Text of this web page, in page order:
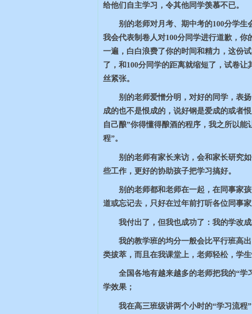
给他们自主学习，令其他同学羡慕不已。
别的老师对月考、期中考的100分学生
我会代表制卷人对100分同学进行道歉，你
一遍，白白浪费了你的时间和精力，这份
了，和100分同学的距离就缩短了，试卷让
丝紧张。
别的老师爱憎分明，对好的同学，表
成的也不是恨成的，说好钢是爱成的或者
自己酿”你得懂得酿酒的程序，我之所以
程”。
别的老师有家长来访，会和家长研究
些工作，更好的协助孩子把学习搞好。
别的老师都和老师在一起，在同事家
道或忘记去，只好在过年前打听各位同事
我付出了，但我也成功了：我的学改成
我的教学班的均分一般会比平行班高出
类拔萃，而且在我课堂上，老师轻松，学生
全国各地有越来越多的老师把我的“
学效果；
我在高三班级讲两个小时的“学习流程